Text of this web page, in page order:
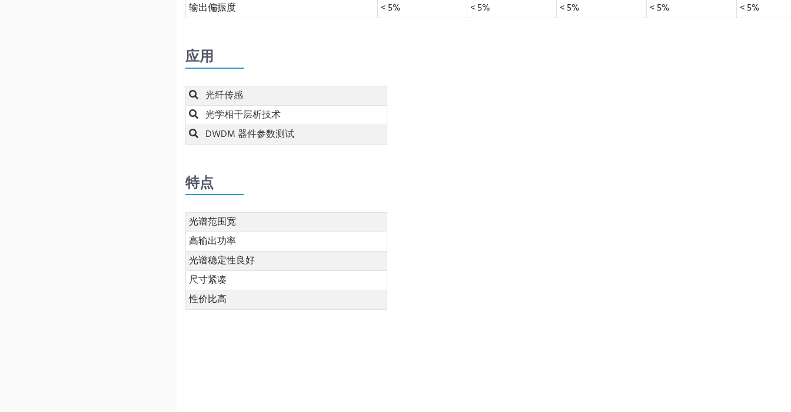
输出偏振度
< 5% < 5% < 5% < 5% < 5%
应用
光纤传感
光学相干层析技术
DWDM 器件参数测试
特点
光谱范围宽
高输出功率
光谱稳定性良好
尺寸紧凑
性价比高